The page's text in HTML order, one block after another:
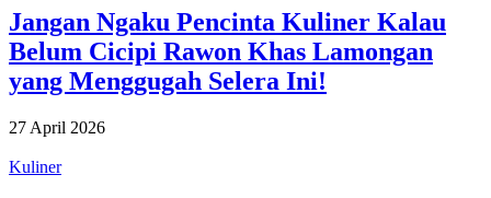
Jangan Ngaku Pencinta Kuliner Kalau
Belum Cicipi Rawon Khas Lamongan
yang Menggugah Selera Ini!
27 April 2026
Kuliner